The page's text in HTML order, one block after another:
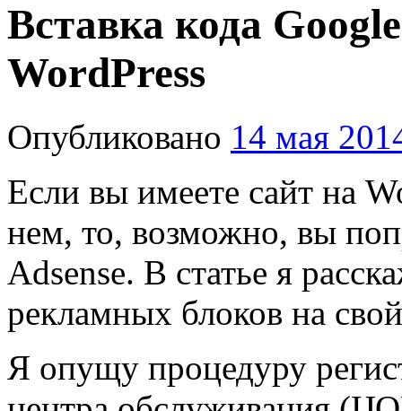
Вставка кода
WordPress
Опубликовано 14 мая
Если вы имеете сайт на
нем, то, возможно, вы
Adsense. В статье я
рекламных блоков на
Я опущу процедуру